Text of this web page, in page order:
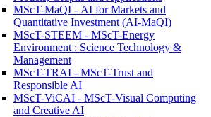
MScT-MaQI - AI for Markets and
Quantitative Investment (AI-MaQI)
MScT-STEEM - MScT-Energy
Environment : Science Technology &
Management
MScT-TRAI - MScT-Trust and
Responsible AI
MScT-ViCAI - MScT-Visual Computing
and Creative AI